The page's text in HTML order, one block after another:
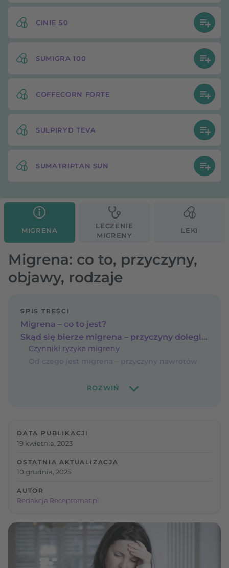
CINIE 50
SUMIGRA 100
COFFECORN FORTE
SULPIRYD TEVA
SUMATRIPTAN SUN
MIGRENA
LECZENIE
MIGRENY
LEKI
Migrena: co to, przyczyny,
objawy, rodzaje
SPIS TREŚCI
Migrena – co to jest?
Skąd się bierze migrena – przyczyny dolegliwości?
Czynniki ryzyka migreny
Od czego jest migrena – przyczyny nawrotów
DATA PUBLIKACJI
19 kwietnia, 2023
OSTATNIA AKTUALIZACJA
10 grudnia, 2025
AUTOR
Redakcja Receptomat.pl